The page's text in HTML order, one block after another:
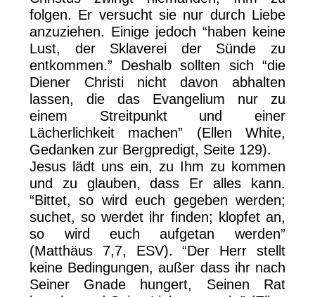
folgen. Er versucht sie nur durch Liebe
anzuziehen. Einige jedoch “haben keine
Lust, der Sklaverei der Sünde zu
entkommen.” Deshalb sollten sich “die
Diener Christi nicht davon abhalten
lassen, die das Evangelium nur zu
einem Streitpunkt und einer
Lächerlichkeit machen” (Ellen White,
Gedanken zur Bergpredigt, Seite 129).
Jesus lädt uns ein, zu Ihm zu kommen
und zu glauben, dass Er alles kann.
“Bittet, so wird euch gegeben werden;
suchet, so werdet ihr finden; klopfet an,
so wird euch aufgetan werden”
(Matthäus 7,7, ESV). “Der Herr stellt
keine Bedingungen, außer dass ihr nach
Seiner Gnade hungert, Seinen Rat